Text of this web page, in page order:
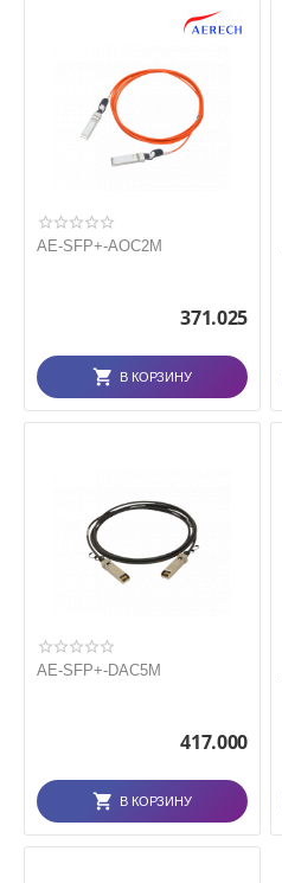
AE-SFP+-AOC2M
371.025
В КОРЗИНУ
AE-SFP+-DAC5M
417.000
В КОРЗИНУ